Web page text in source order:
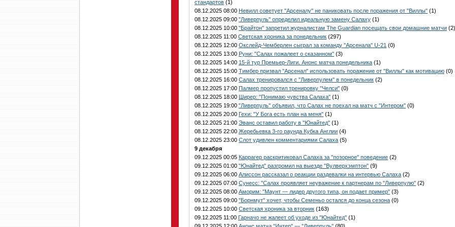
стандартов (1)
08.12.2025 08:00 Невилл советует "Арсеналу" не паниковать после поражения от "Виллы" (1)
08.12.2025 09:00 "Ливерпуль" определил идеальную замену Салаху (1)
08.12.2025 10:00 "Брайтон" запретил журналистам The Guardian посещать свои домашние матчи (2)
08.12.2025 11:00 Светская хроника за понедельник (297)
08.12.2025 12:00 Окслейд-Чемберлен сыграл за команду "Арсенала" U-21 (0)
08.12.2025 13:00 Руни: "Салах пожалеет о сказанном" (3)
08.12.2025 14:00 15-й тур Премьер-Лиги. Анонс матча понедельника (1)
08.12.2025 15:00 Тимбер призвал "Арсенал" использовать поражение от "Виллы" как мотивацию (0)
08.12.2025 16:00 Салах тренировался с "Ливерпулем" в понедельник (2)
08.12.2025 17:00 Палмер пропустил тренировку "Челси" (0)
08.12.2025 18:00 Ширер: "Понимаю чувства Салаха" (1)
08.12.2025 19:00 "Ливерпуль" объявил, что Салах не поехал на матч с "Интером" (0)
08.12.2025 20:00 Гехи: "У Бога есть план на меня" (1)
08.12.2025 21:00 Эванс оставил работу в "Юнайтед" (1)
08.12.2025 22:00 Жеребьевка 3-го раунда Кубка Англии (4)
08.12.2025 23:00 Слот удивлен комментариями Салаха (5)
9 декабря
09.12.2025 00:05 Каррагер раскритиковал Салаха за "позорное" поведение (2)
09.12.2025 01:00 "Юнайтед" разгромил на выезде "Вулверхэмптон" (9)
09.12.2025 06:00 Алиссон рассказал о реакции раздевалки на интервью Салаха (2)
09.12.2025 07:00 Сунесс: "Салах проявляет неуважение к партнерам по "Ливерпулю" (2)
09.12.2025 08:00 Аморим: "Маунт — лидер другого типа, он подает пример" (3)
09.12.2025 09:00 "Борнмут" хочет, чтобы Семеньо остался до конца сезона (0)
09.12.2025 10:00 Светская хроника за вторник (163)
09.12.2025 11:00 Гарначо не жалеет об уходе из "Юнайтед" (1)